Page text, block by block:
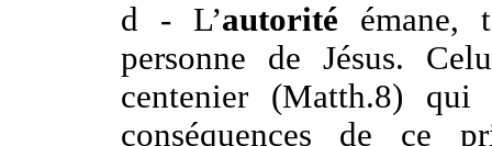
d - L’autorité émane,
personne de Jésus.
centenier (Matth.8)
conséquences de ce